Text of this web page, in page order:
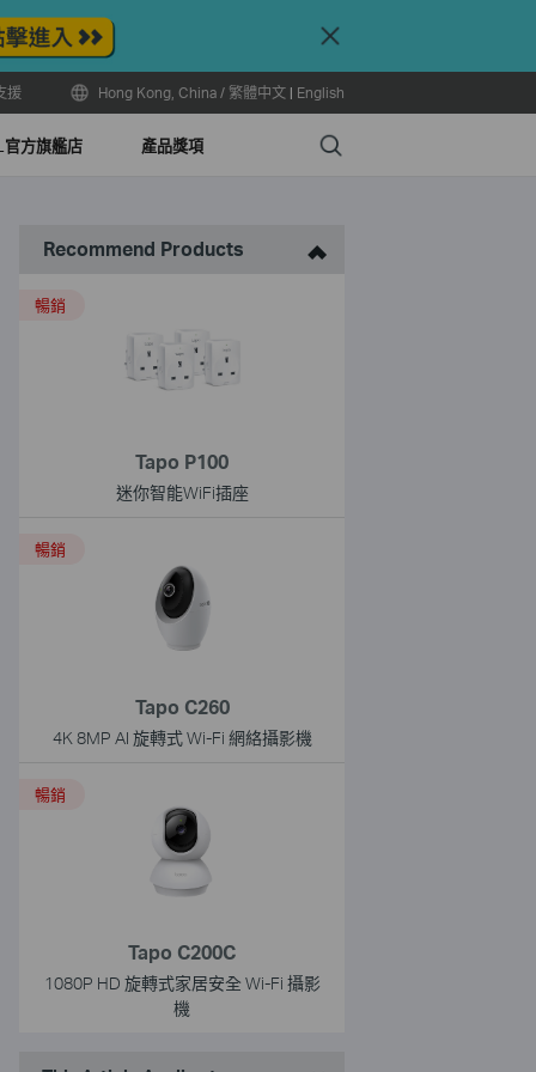
Close
援 Hong Kong, China / 繁體中文 | English
方旗艦店 產品獎項 Search
Recommend Products
Tapo P100
迷你智能WiFi插座
暢銷
Tapo C260
4K 8MP AI 旋轉式 Wi-Fi 網絡攝影機
暢銷
Tapo C200C
1080P HD 旋轉式家居安全 Wi-Fi 攝影
機
暢銷